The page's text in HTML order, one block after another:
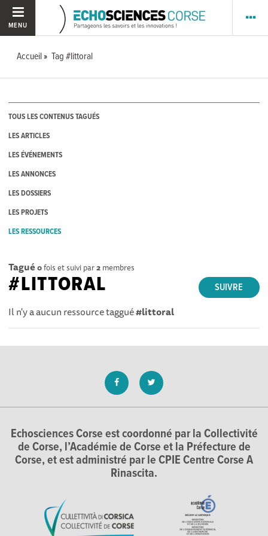
MENU
Accueil Tag #littoral
TOUS LES CONTENUS TAGUÉS
LES ARTICLES
LES ÉVÉNEMENTS
LES ANNONCES
LES DOSSIERS
LES PROJETS
LES RESSOURCES
Tagué 0fois et suivi par2 membres
SUIVRE
#LITTORAL
Il n'y a aucun ressource taggué#littoral
Echosciences Corse est coordonné par la Collectivité
de Corse, l’Académie de Corse et la Préfecture de
Corse, et est administré par le CPIE Centre Corse A
Rinascita.